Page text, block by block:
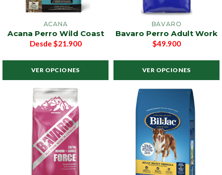
ACANA
Acana Perro Wild Coast
Desde $21.900
VER OPCIONES
BAVARO
Bavaro Perro Adult Work
$49.900
VER OPCIONES